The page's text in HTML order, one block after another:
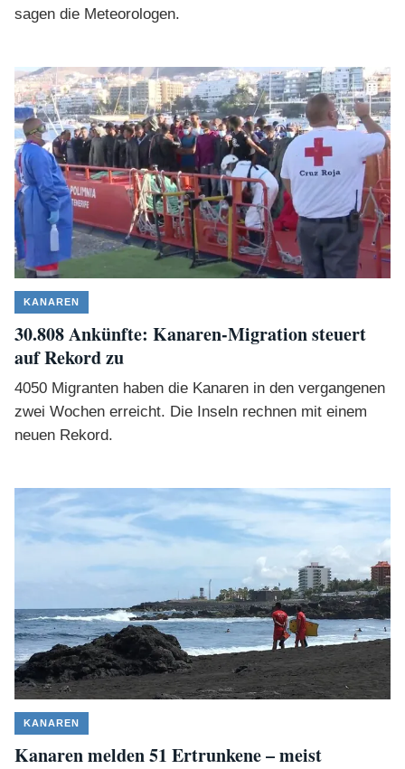
sagen die Meteorologen.
KANAREN
30.808 Ankünfte: Kanaren-Migration steuert
auf Rekord zu
4050 Migranten haben die Kanaren in den vergangenen
zwei Wochen erreicht. Die Inseln rechnen mit einem
neuen Rekord.
KANAREN
Kanaren melden 51 Ertrunkene – meist